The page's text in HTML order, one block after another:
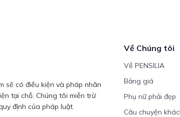
sẽ có điều kiện và pháp nhân
tại chỗ. Chúng tôi miễn trừ
định của pháp luật.
Về Chúng tôi
Về PENSILIA
Bảng giá
Phụ nữ phải đẹp
Câu chuyện